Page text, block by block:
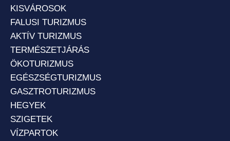
KISVÁROSOK
FALUSI TURIZMUS
AKTÍV TURIZMUS
TERMÉSZETJÁRÁS
ÖKOTURIZMUS
EGÉSZSÉGTURIZMUS
GASZTROTURIZMUS
HEGYEK
SZIGETEK
VÍZPARTOK